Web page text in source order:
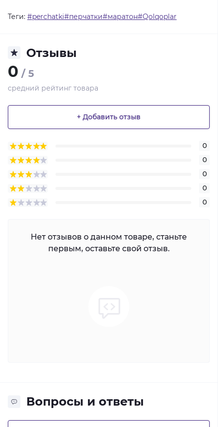
Теги: #perchatki#перчатки#маратон#Qolqoplar
Отзывы
0 / 5
средний рейтинг товара
+ Добавить отзыв
0
0
0
0
0
Нет отзывов о данном товаре, станьте
первым, оставьте свой отзыв.
Вопросы и ответы